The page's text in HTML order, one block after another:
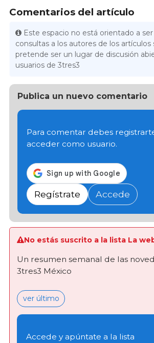
Comentarios del artículo
Este espacio no está orientado a
consultas a los autores de los artículos
pretende ser un lugar de discusión
usuarios de 3tres3
Publica un nuevo comentario
Para comentar debes
acceder como usuario.
Regístrate Accede
No estás suscrito a la lista La
Un resumen semanal de las
3tres3 México
ver último
Accede y apúntate a la lista